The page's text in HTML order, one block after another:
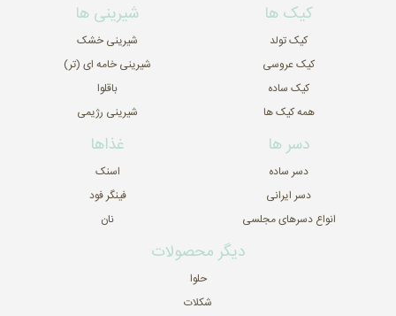
کیک ها
کیک تولد
کیک عروسی
کیک ساده
همه کیک ها
شیرینی ها
شیرینی خشک
شیرینی خامه ای (تر)
باقلوا
شیرینی رژیمی
دسر ها
دسر ساده
دسر ایرانی
انواع دسرهای مجلسی
غذاها
اسنک
فینگر فود
نان
دیگر محصولات
حلوا
شکلات